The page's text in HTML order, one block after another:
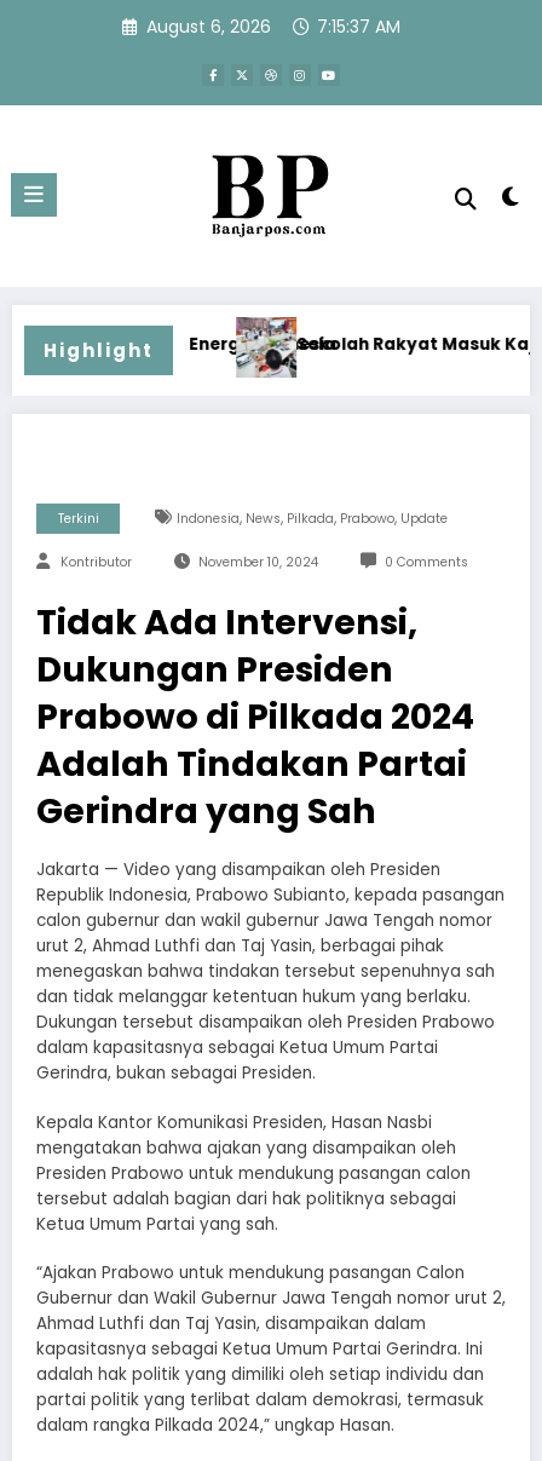
August 6, 2026 7:15:37 AM
Highlight
IndonesiaSekolah Rakyat Masuk Kajian Evidence-Based
Terkini Indonesia, News, Pilkada, Prabowo, Update
Kontributor November 10, 2024 0 Comments
Tidak Ada Intervensi,
Dukungan Presiden
Prabowo di Pilkada 2024
Adalah Tindakan Partai
Gerindra yang Sah
Jakarta — Video yang disampaikan oleh Presiden
Republik Indonesia, Prabowo Subianto, kepada pasangan
calon gubernur dan wakil gubernur Jawa Tengah nomor
urut 2, Ahmad Luthfi dan Taj Yasin, berbagai pihak
menegaskan bahwa tindakan tersebut sepenuhnya sah
dan tidak melanggar ketentuan hukum yang berlaku.
Dukungan tersebut disampaikan oleh Presiden Prabowo
dalam kapasitasnya sebagai Ketua Umum Partai
Gerindra, bukan sebagai Presiden.
Kepala Kantor Komunikasi Presiden, Hasan Nasbi
mengatakan bahwa ajakan yang disampaikan oleh
Presiden Prabowo untuk mendukung pasangan calon
tersebut adalah bagian dari hak politiknya sebagai
Ketua Umum Partai yang sah.
“Ajakan Prabowo untuk mendukung pasangan Calon
Gubernur dan Wakil Gubernur Jawa Tengah nomor urut 2,
Ahmad Luthfi dan Taj Yasin, disampaikan dalam
kapasitasnya sebagai Ketua Umum Partai Gerindra. Ini
adalah hak politik yang dimiliki oleh setiap individu dan
partai politik yang terlibat dalam demokrasi, termasuk
dalam rangka Pilkada 2024,” ungkap Hasan.